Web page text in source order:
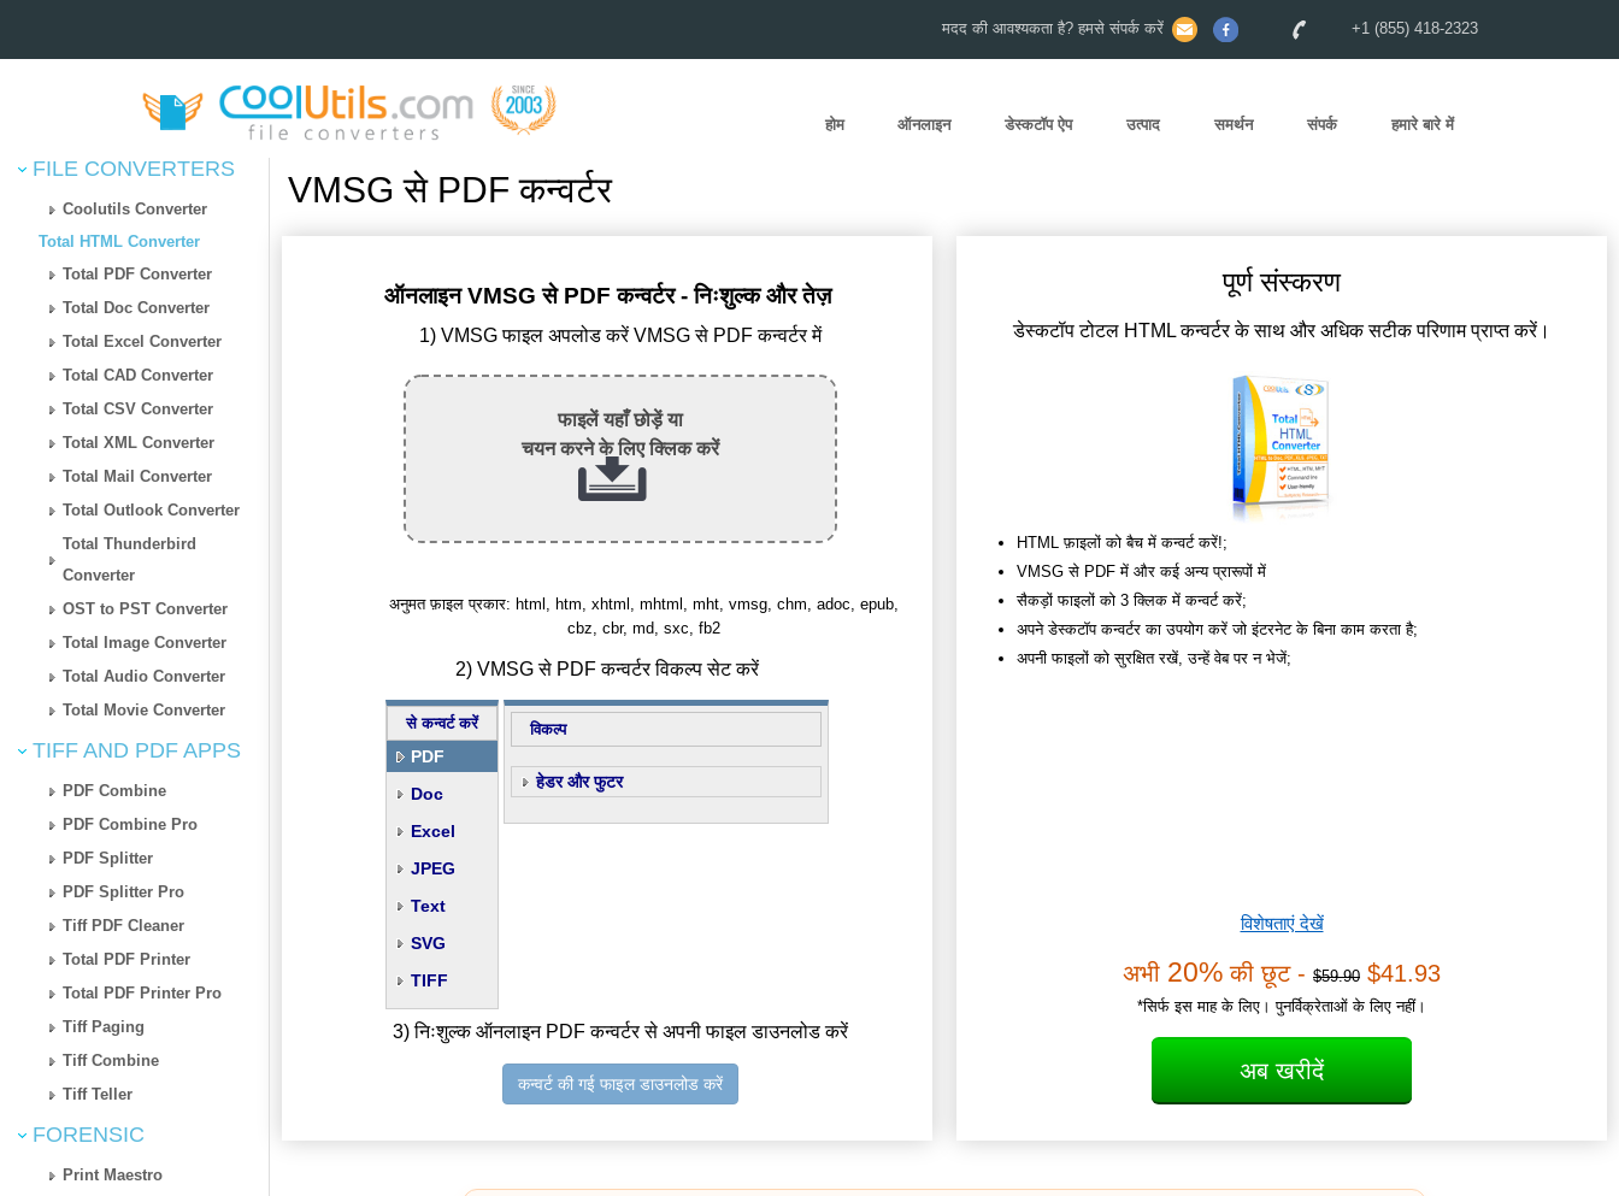
मदद की आवश्यकता है? हमसे संपर्क करें +1 (855) 418-2323
होम ऑनलाइन डेस्कटॉप ऐप उत्पाद समर्थन संपर्क हमारे बारे में
FILE CONVERTERS
Coolutils Converter
Total HTML Converter
Total PDF Converter
Total Doc Converter
Total Excel Converter
Total CAD Converter
Total CSV Converter
Total XML Converter
Total Mail Converter
Total Outlook Converter
Total Thunderbird
Converter
OST to PST Converter
Total Image Converter
Total Audio Converter
Total Movie Converter
TIFF AND PDF APPS
PDF Combine
PDF Combine Pro
PDF Splitter
PDF Splitter Pro
Tiff PDF Cleaner
Total PDF Printer
Total PDF Printer Pro
Tiff Paging
Tiff Combine
Tiff Teller
FORENSIC
Print Maestro
VMSG से PDF कन्वर्टर
ऑनलाइन VMSG से PDF कन्वर्टर - निःशुल्क और तेज़
1) VMSG फाइल अपलोड करें VMSG से PDF कन्वर्टर में
फाइलें यहाँ छोड़ें या
चयन करने के लिए क्लिक करें
अनुमत फ़ाइल प्रकार: html, htm, xhtml, mhtml, mht, vmsg, chm, adoc, epub,
cbz, cbr, md, sxc, fb2
2) VMSG से PDF कन्वर्टर विकल्प सेट करें
से कन्वर्ट करें
PDF
Doc
Excel
JPEG
Text
SVG
TIFF
विकल्प
हेडर और फुटर
3) निःशुल्क ऑनलाइन PDF कन्वर्टर से अपनी फाइल डाउनलोड करें
कन्वर्ट की गई फाइल डाउनलोड करें
पूर्ण संस्करण
डेस्कटॉप टोटल HTML कन्वर्टर के साथ और अधिक सटीक परिणाम प्राप्त करें।
HTML फ़ाइलों को बैच में कन्वर्ट करें!;
VMSG से PDF में और कई अन्य प्रारूपों में
सैकड़ों फाइलों को 3 क्लिक में कन्वर्ट करें;
अपने डेस्कटॉप कन्वर्टर का उपयोग करें जो इंटरनेट के बिना काम करता है;
अपनी फाइलों को सुरक्षित रखें, उन्हें वेब पर न भेजें;
विशेषताएं देखें
अभी 20% की छूट - $59.90 $41.93
*सिर्फ इस माह के लिए। पुनर्विक्रेताओं के लिए नहीं।
अब खरीदें